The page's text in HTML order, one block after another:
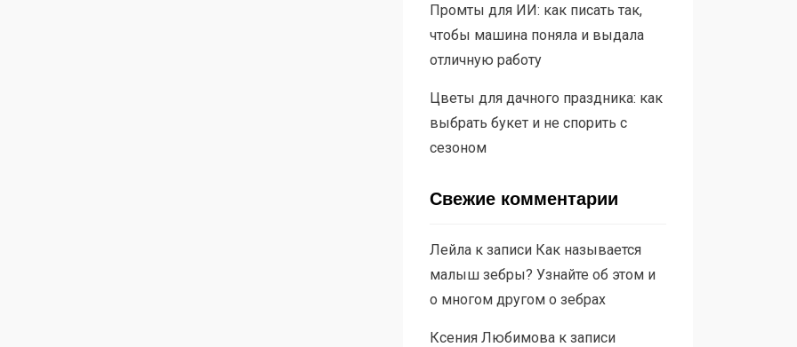
Промты для ИИ: как писать так,
чтобы машина поняла и выдала
отличную работу
Цветы для дачного праздника: как
выбрать букет и не спорить с
сезоном
Свежие комментарии
Лейлак записи Как называется
малыш зебры? Узнайте об этом и
о многом другом о зебрах
Ксения Любимовак записи